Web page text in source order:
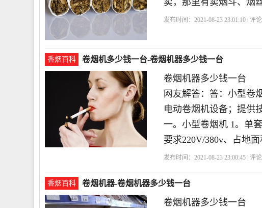
卖，那里有卖烟斗、烟
发布时间：2021-08-23 23:01:10 | 评
香烟百科 卷烟机多少钱一台-卷烟机器多少钱一台
卷烟机器多少钱一台
网友解答：答：小型卷
电动卷烟机设备；提供
一。小型卷烟机 1。单
要求220V/380v、占地
发布时间：2021-08-23 23:00:45 | 评
丝
一台
香烟百科 卷烟机器-卷烟机器多少钱一台
卷烟机器多少钱一台